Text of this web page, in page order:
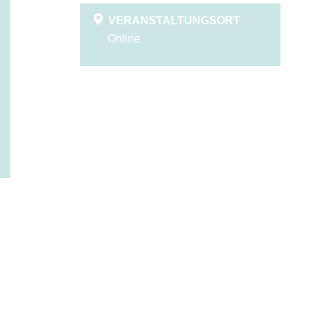
VERANSTALTUNGSORT
Online